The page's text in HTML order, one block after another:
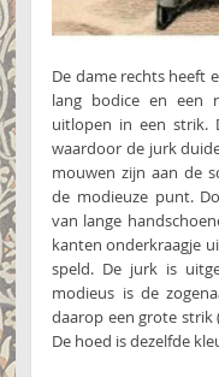
De dame rechts heeft
lang bodice en een
uitlopen in een strik.
waardoor de jurk
mouwen zijn aan de
de modieuze punt.
van lange
kanten onderkraagje
speld. De jurk is
modieus is de
daarop een grote strik
De hoed is dezelfde